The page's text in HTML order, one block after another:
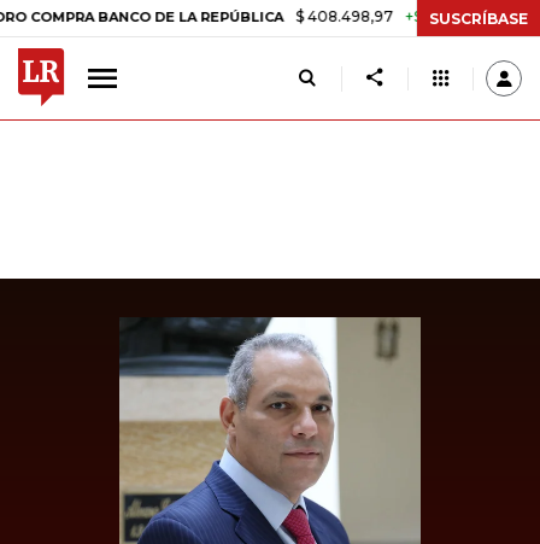
BANCO DE LA REPÚBLICA $ 408.498,97 +$ 8.753,81 +2,19%
SUSCRÍBASE